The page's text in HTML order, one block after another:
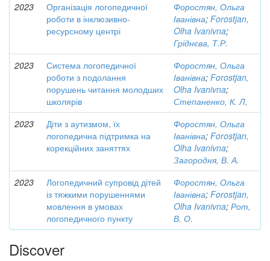
2023
Організація логопедичної
роботи в інклюзивно-
ресурсному центрі
Форостян, Ольга
Іванівна; Forostjan,
Olha Ivanivna;
Гріднєва, Т.Р.
2023
Система логопедичної
роботи з подолання
порушень читання молодших
школярів
Форостян, Ольга
Іванівна; Forostjan,
Olha Ivanivna;
Степаненко, К. Л,
2023
Діти з аутизмом, їх
логопедична підтримка на
корекційних заняттях
Форостян, Ольга
Іванівна; Forostjan,
Olha Ivanivna;
Загородня, В. А.
2023
Логопедичний супровід дітей
із тяжкими порушеннями
мовлення в умовах
логопедичного пункту
Форостян, Ольга
Іванівна; Forostjan,
Olha Ivanivna; Рот,
В. О.
Discover